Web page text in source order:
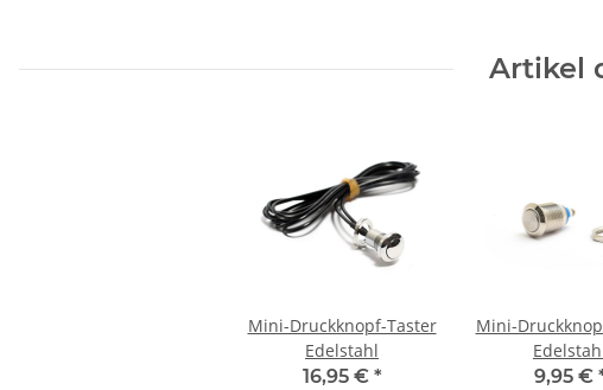
Artikel
Mini-Druckknopf-Taster
Edelstahl
16,95 € *
Mini-
9,95 €